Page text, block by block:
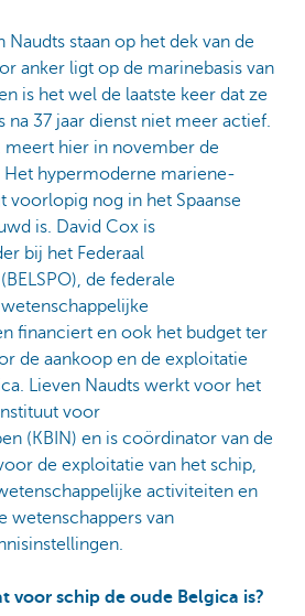
Naudts staan op het dek van de
anker ligt op de marinebasis van
is het wel de laatste keer dat ze
na 37 jaar dienst niet meer actief.
meert hier in november de
Het hypermoderne mariene-
voorlopig nog in het Spaanse
is. David Cox is
bij het Federaal
de federale
financiert en ook het budget ter
de aankoop en de exploitatie
Lieven Naudts werkt voor het
voor
(KBIN) en is coördinator van de
de exploitatie van het schip,
activiteiten en
wetenschappers van
voor schip de oude Belgica is?